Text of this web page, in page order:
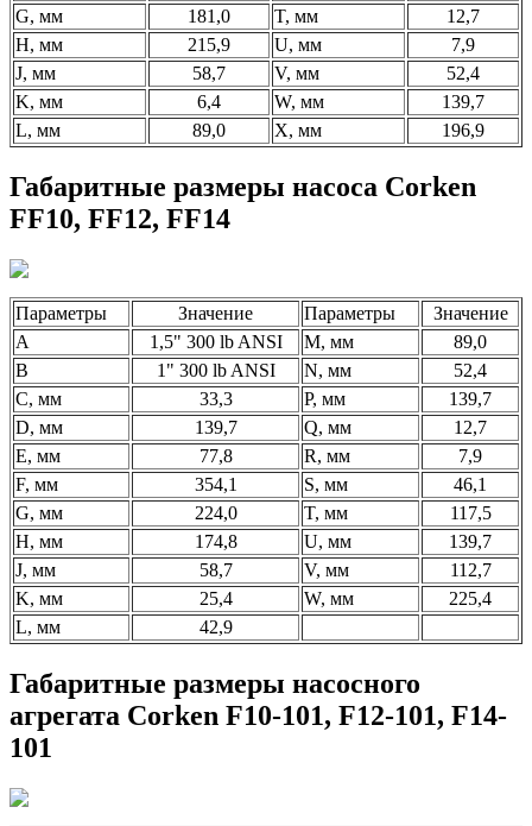
G, мм
181,0 T, мм
12,7
H, мм
215,9 U, мм
7,9
J, мм
58,7 V, мм
52,4
K, мм
6,4 W, мм
139,7
L, мм
89,0 X, мм 196,9
Габаритные размеры насоса Corken
FF10, FF12, FF14
Параметры Значение Параметры
Значение
A
1,5" 300 lb ANSI M, мм
89,0
B
1" 300 lb ANSI N, мм
52,4
C, мм
33,3 P, мм
139,7
D, мм
139,7 Q, мм
12,7
E, мм
77,8 R, мм
7,9
F, мм
354,1 S, мм
46,1
G, мм
224,0 T, мм
117,5
H, мм
174,8 U, мм
139,7
J, мм
58,7 V, мм
112,7
K, мм
25,4 W, мм
225,4
L, мм
42,9
Габаритные размеры насосного
агрегата Corken F10-101, F12-101, F14-
101